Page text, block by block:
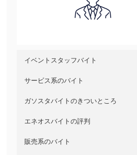
イベントスタッフバイト
サービス系のバイト
ガソスタバイトのきついところ
エネオスバイトの評判
販売系のバイト